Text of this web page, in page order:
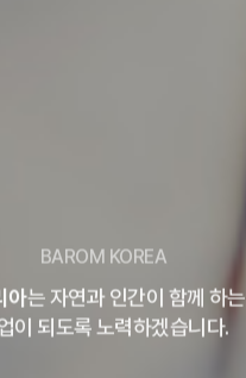
BAROM KOREA
아는 자연과 인간이 함께 하는
이 되도록 노력하겠습니다.